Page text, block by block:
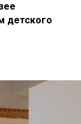
детского